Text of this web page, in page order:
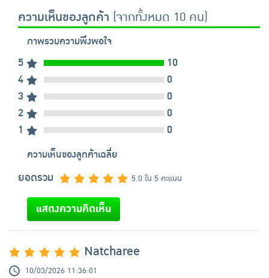
ความเห็นของลูกค้า (จากทั้งหมด 10 คน)
ภาพรวมความพึงพอใจ
5
10
4
0
3
0
2
0
1
0
ความเห็นของลูกค้าเฉลี่ย
ยอดรวม 5.0 ใน 5 คะแนน
แสดงความคิดเห็น
Natcharee
10/03/2026 11:36:01